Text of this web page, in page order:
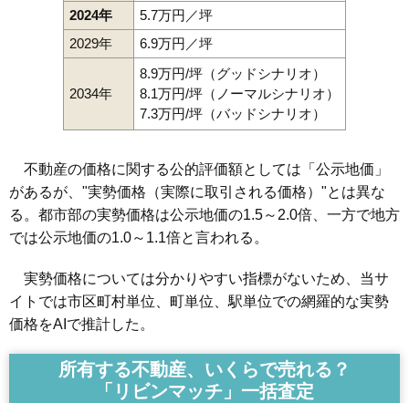
2024年
5.7万円／坪
2029年
6.9万円／坪
2034年
8.9万円/坪（グッドシナリオ）
8.1万円/坪（ノーマルシナリオ）
7.3万円/坪（バッドシナリオ）
不動産の価格に関する公的評価額としては「公示地価」
があるが、"実勢価格（実際に取引される価格）"とは異な
る。都市部の実勢価格は公示地価の1.5～2.0倍、一方で地方
では公示地価の1.0～1.1倍と言われる。
実勢価格については分かりやすい指標がないため、当サ
イトでは市区町村単位、町単位、駅単位での網羅的な実勢
価格をAIで推計した。
所有する不動産、いくらで売れる？
「リビンマッチ」一括査定